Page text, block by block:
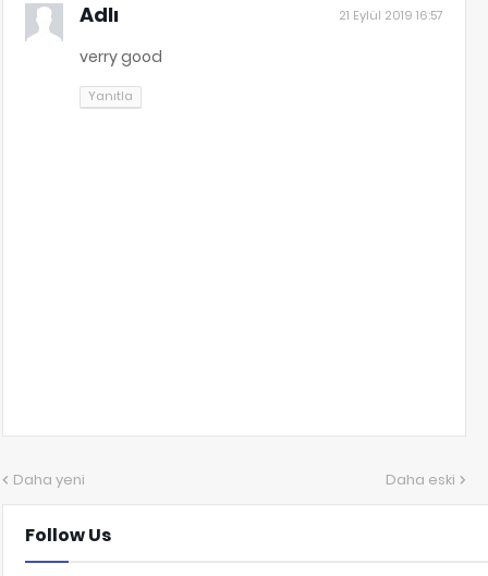
Adlı 21 Eylül 2019 16:57
verry good
Yanıtla
Daha yeni Daha eski
Follow Us